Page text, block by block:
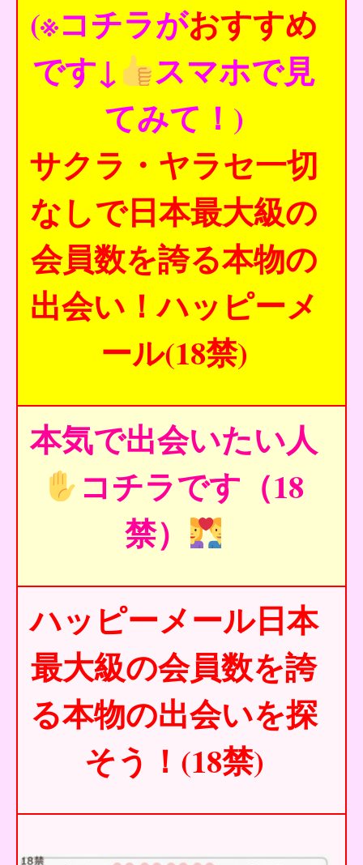
(※コチラがおすすめ
です↓
スマホで見
てみて！)
サクラ・ヤラセ一切
なしで日本最大級の
会員数を誇る本物の
出会い！ハッピーメ
ール(18禁)
本気で出会いたい人
コチラです（18
禁）
ハッピーメール日本
最大級の会員数を誇
る本物の出会いを探
そう！(18禁)